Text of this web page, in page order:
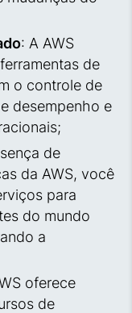
: A AWS
de
o controle de
desempenho e
de
da AWS, você
para
do mundo
a
oferece
de